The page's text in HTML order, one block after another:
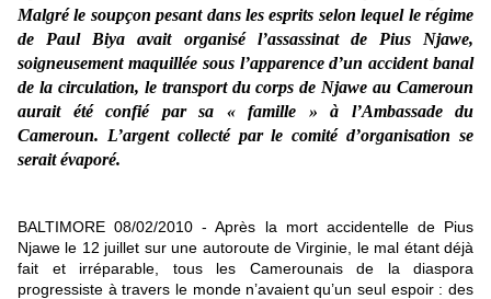
Malgré le soupçon pesant dans les esprits selon lequel le régime
de Paul Biya avait organisé l’assassinat de Pius Njawe,
soigneusement maquillée sous l’apparence d’un accident banal
de la circulation, le transport du corps de Njawe au Cameroun
aurait été confié par sa « famille » à l’Ambassade du
Cameroun. L’argent collecté par le comité d’organisation se
serait évaporé.
BALTIMORE 08/02/2010 - Après la mort accidentelle de Pius
Njawe le 12 juillet sur une autoroute de Virginie, le mal étant déjà
fait et irréparable, tous les Camerounais de la diaspora
progressiste à travers le monde n’avaient qu’un seul espoir : des